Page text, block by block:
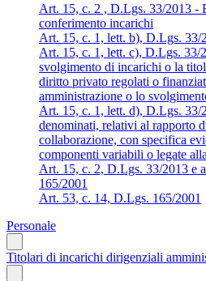
Art. 15, c. 2 , D.Lgs. 33/2013 -
conferimento incarichi
Art. 15, c. 1, lett. b), D.Lgs.
Art. 15, c. 1, lett. c), D.Lgs. 33/
svolgimento di incarichi o la
diritto privato regolati o
amministrazione o lo
Art. 15, c. 1, lett. d), D.Lgs. 33/
denominati, relativi al rapporto
collaborazione, con specifica
componenti variabili o legate
Art. 15, c. 2, D.Lgs. 33/2013 e
165/2001
Art. 53, c. 14, D.Lgs. 165/2001
Personale
Titolari di incarichi dirigenziali